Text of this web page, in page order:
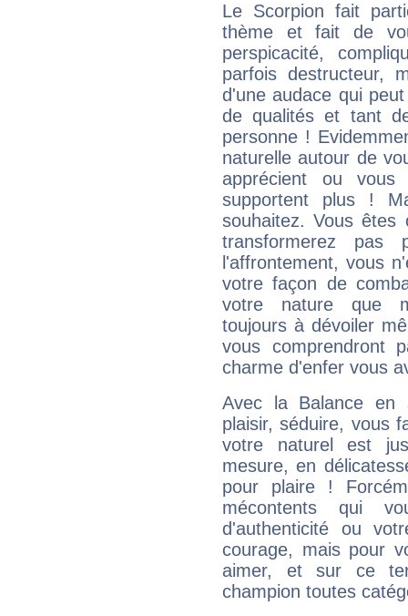
Le Scorpion fait
thème et fait de
perspicacité,
parfois destructeur,
d'une audace qui
de qualités et tant
personne !
naturelle autour de
apprécient ou
supportent plus !
souhaitez. Vous
transformerez
l'affrontement, vous
votre façon de
votre nature que
toujours à dévoiler
vous comprendront
charme d'enfer vous
Avec la Balance en
plaisir, séduire, vous
votre naturel est
mesure, en
pour plaire !
mécontents qui
d'authenticité ou
courage, mais pour
aimer, et sur ce
champion toutes